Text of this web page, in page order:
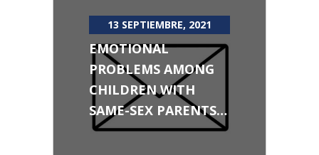
13 SEPTIEMBRE, 2021
EMOTIONAL
PROBLEMS AMONG
CHILDREN WITH
SAME-SEX PARENTS…